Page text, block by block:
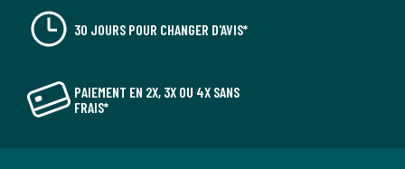
30 JOURS POUR CHANGER D'AVIS*
PAIEMENT EN 2X, 3X OU 4X SANS
FRAIS*